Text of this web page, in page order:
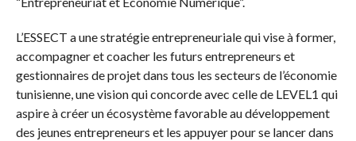
L’ESSECT a une stratégie entrepreneuriale qui vise à former,
accompagner et coacher les futurs entrepreneurs et
gestionnaires de projet dans tous les secteurs de l’économie
tunisienne, une vision qui concorde avec celle de LEVEL1 qui
aspire à créer un écosystème favorable au développement
des jeunes entrepreneurs et les appuyer pour se lancer dans